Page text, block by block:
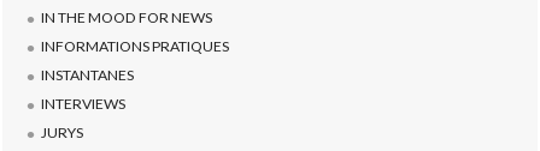
IN THE MOOD FOR NEWS
INFORMATIONS PRATIQUES
INSTANTANES
INTERVIEWS
JURYS